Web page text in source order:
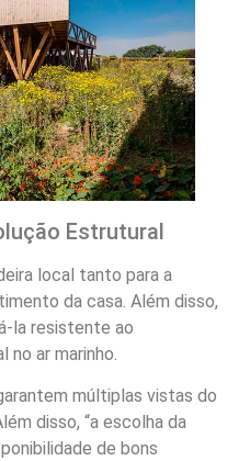
Estrutural
local tanto para a
da casa. Além disso,
la resistente ao
no ar marinho.
múltiplas vistas do
disso, “a escolha da
de bons